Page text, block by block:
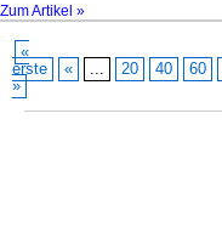
Zum Artikel »
«
erste
« ... 20 40 60
»